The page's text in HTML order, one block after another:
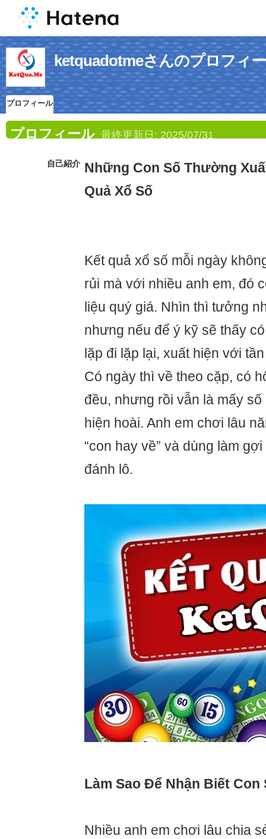
ketquadotmeさんのプロフィ
プロフィール
プロフィール 最終更新日: 2025/07/31
自己紹介 Những Con Số Thường
Quả Xổ Số
Kết quả xổ số mỗi ngày
rủi mà với nhiều anh em, đó
liệu quý giá. Nhìn thì tưởng
nhưng nếu để ý kỹ sẽ thấy
lặp đi lặp lại, xuất hiện với
Có ngày thì về theo cặp, có
đều, nhưng rồi vẫn là mấy
hiện hoài. Anh em chơi lâu
“con hay về” và dùng làm
đánh lô.
Làm Sao Để Nhận Biết Con
Nhiều anh em chơi lâu chia